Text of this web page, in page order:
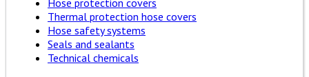
Hose protection covers
Thermal protection hose covers
Hose safety systems
Seals and sealants
Technical chemicals